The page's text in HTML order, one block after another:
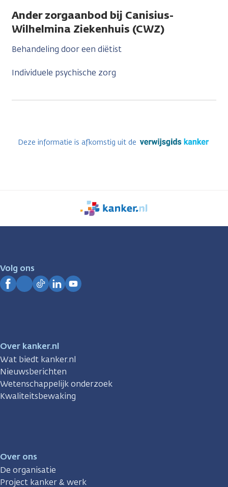
Ander zorgaanbod bij Canisius-
Wilhelmina Ziekenhuis (CWZ)
Behandeling door een diëtist
Individuele psychische zorg
Deze informatie is afkomstig uit de
We
zijn
Volg ons
Over kanker.nl
Wat biedt kanker.nl
Nieuwsberichten
Wetenschappelijk onderzoek
Kwaliteitsbewaking
Over ons
De organisatie
Project kanker & werk